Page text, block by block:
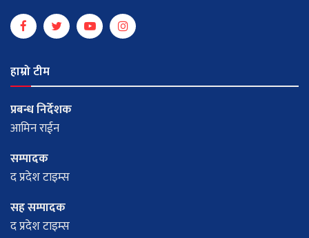
हाम्रो टीम
प्रबन्ध निर्देशक
आमिन राईन
सम्पादक
द प्रदेश टाइम्स
सह सम्पादक
द प्रदेश टाइम्स